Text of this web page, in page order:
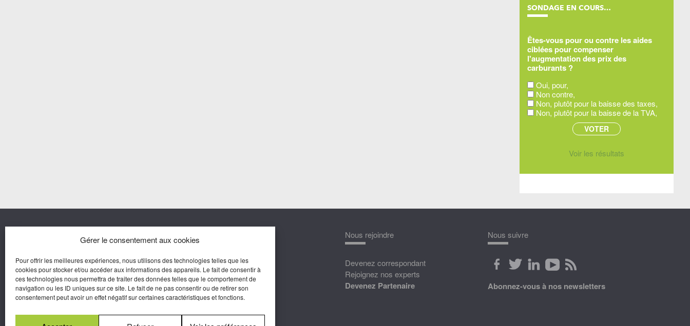
Gérer le consentement aux cookies
Pour offrir les meilleures expériences, nous utilisons des technologies telles que les
cookies pour stocker et/ou accéder aux informations des appareils. Le fait de consentir à
ces technologies nous permettra de traiter des données telles que le comportement de
navigation ou les ID uniques sur ce site. Le fait de ne pas consentir ou de retirer son
consentement peut avoir un effet négatif sur certaines caractéristiques et fonctions.
SONDAGE EN COURS…
Êtes-vous pour ou contre les aides
ciblées pour compenser
l'augmentation des prix des
carburants ?
Oui, pour,
Non contre,
Non, plutôt pour la baisse des taxes,
Non, plutôt pour la baisse de la TVA,
Voir les résultats
Une marque d’Agora Médias,
Éditeur de presse.
Agora Médias
Yves Guittat
Nous rejoindre
Devenez correspondant
Rejoignez nos experts
Devenez Partenaire
Nous suivre
Abonnez-vous à nos newsletters